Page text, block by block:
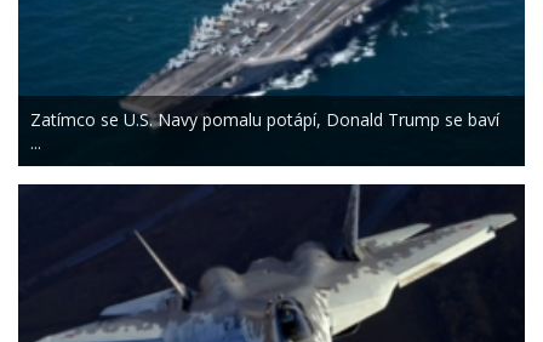
Zatímco se U.S. Navy pomalu potápí, Donald Trump se baví
...